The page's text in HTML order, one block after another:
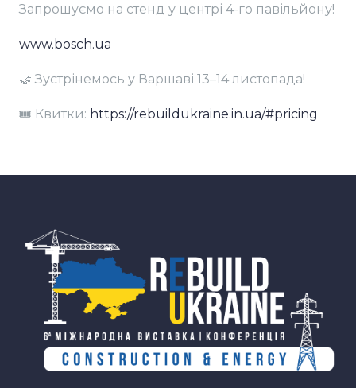
Запрошуємо на стенд у центрі 4-го павільйону!
www.bosch.ua
🤝 Зустрінемось у Варшаві 13–14 листопада!
🎟 Квитки: https://rebuildukraine.in.ua/#pricing